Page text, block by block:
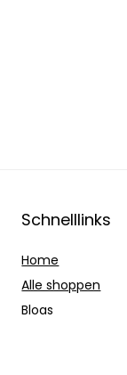
Schnelllinks
Home
Alle shoppen
Blogs